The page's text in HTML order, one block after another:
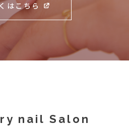
はこちら
nail Salon